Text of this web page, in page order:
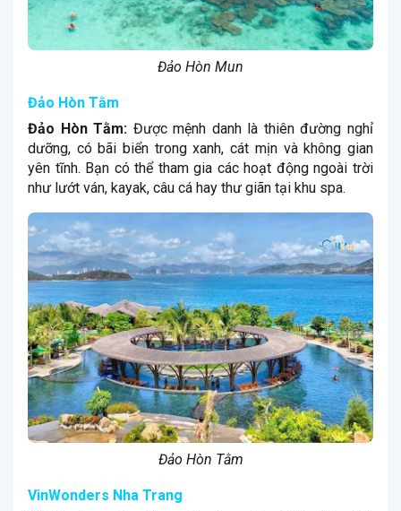
Đảo Hòn Mun
Đảo Hòn Tằm
Đảo Hòn Tằm: Được mệnh danh là thiên đường nghỉ
dưỡng, có bãi biển trong xanh, cát mịn và không gian
yên tĩnh. Bạn có thể tham gia các hoạt động ngoài trời
như lướt ván, kayak, câu cá hay thư giãn tại khu spa.
Đảo Hòn Tằm
VinWonders Nha Trang